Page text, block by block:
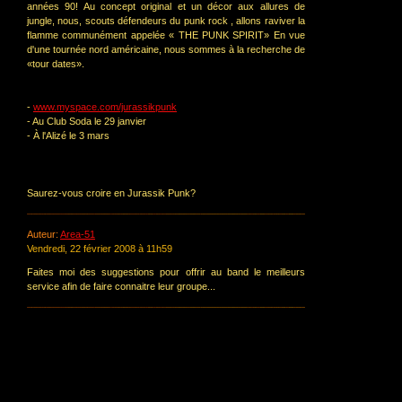
années 90! Au concept original et un décor aux allures de
jungle, nous, scouts défendeurs du punk rock , allons raviver la
flamme communément appelée « THE PUNK SPIRIT» En vue
d'une tournée nord américaine, nous sommes à la recherche de
«tour dates».
- www.myspace.com/jurassikpunk
- Au Club Soda le 29 janvier
- À l'Alizé le 3 mars
Saurez-vous croire en Jurassik Punk?
Auteur: Area-51
Vendredi, 22 février 2008 à 11h59
Faites moi des suggestions pour offrir au band le meilleurs
service afin de faire connaitre leur groupe...